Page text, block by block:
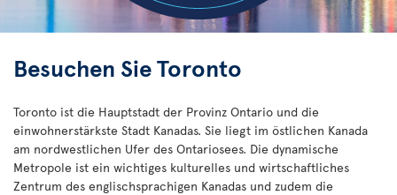
Besuchen Sie Toronto
Toronto ist die Hauptstadt der Provinz Ontario und die
einwohnerstärkste Stadt Kanadas. Sie liegt im östlichen Kanada
am nordwestlichen Ufer des Ontariosees. Die dynamische
Metropole ist ein wichtiges kulturelles und wirtschaftliches
Zentrum des englischsprachigen Kanadas und zudem die